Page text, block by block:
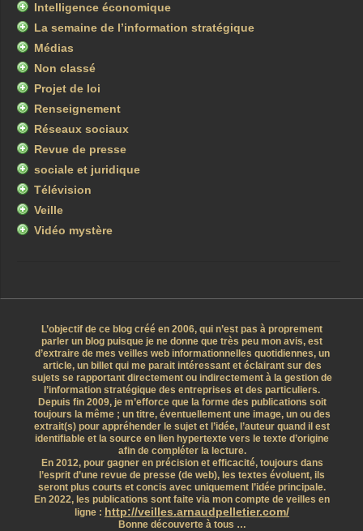
Intelligence économique
La semaine de l’information stratégique
Médias
Non classé
Projet de loi
Renseignement
Réseaux sociaux
Revue de presse
sociale et juridique
Télévision
Veille
Vidéo mystère
L’objectif de ce blog créé en 2006, qui n’est pas à proprement
parler un blog puisque je ne donne que très peu mon avis, est
d’extraire de mes veilles web informationnelles quotidiennes, un
article, un billet qui me parait intéressant et éclairant sur des
sujets se rapportant directement ou indirectement à la gestion de
l’information stratégique des entreprises et des particuliers.
Depuis fin 2009, je m’efforce que la forme des publications soit
toujours la même ; un titre, éventuellement une image, un ou des
extrait(s) pour appréhender le sujet et l’idée, l’auteur quand il est
identifiable et la source en lien hypertexte vers le texte d’origine
afin de compléter la lecture.
En 2012, pour gagner en précision et efficacité, toujours dans
l’esprit d’une revue de presse (de web), les textes évoluent, ils
seront plus courts et concis avec uniquement l’idée principale.
En 2022, les publications sont faite via mon compte de veilles en
ligne : http://veilles.arnaudpelletier.com/
Bonne découverte à tous …